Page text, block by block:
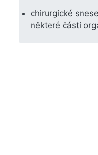
chirurgické
některé části